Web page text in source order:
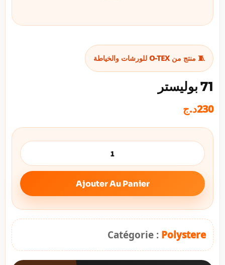
🧵 منتج من O-TEX للورشات والخياطة
71 بوليستر
230د.ج
Ajouter Au Panier
Catégorie : Polystere